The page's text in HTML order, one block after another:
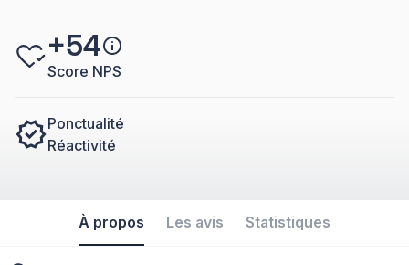
+54
Score NPS
Ponctualité
Réactivité
À propos Les avis Statistiques